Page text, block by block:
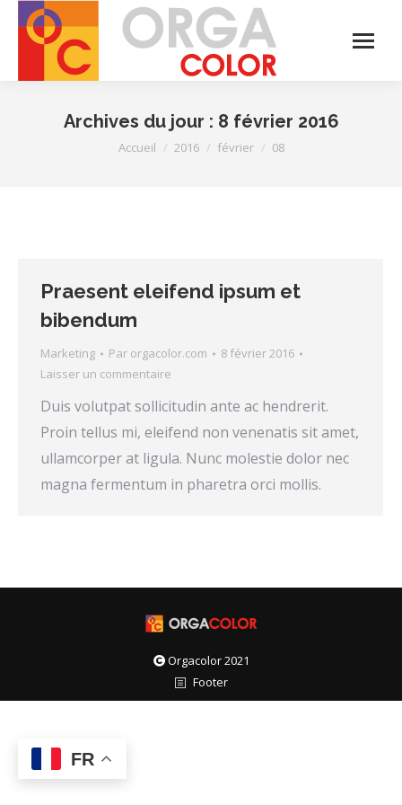
Archives du jour : 8 février 2016
Vous êtes ici :
Accueil 2016 février 08
Praesent eleifend ipsum et
bibendum
Marketing Par orgacolor.com
8 février 2016
Laisser un commentaire
Duis volutpat sollicitudin ante ac hendrerit.
Proin tellus mi, eleifend non venenatis sit amet,
ullamcorper at ligula. Nunc molestie dolor nec
magna fermentum in pharetra orci mollis.
Orgacolor 2021
Footer
FR